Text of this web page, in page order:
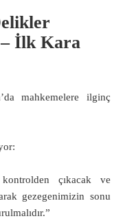
– İlk Kara
mahkemelere ilginç
çıkacak ve
gezegenimizin sonu